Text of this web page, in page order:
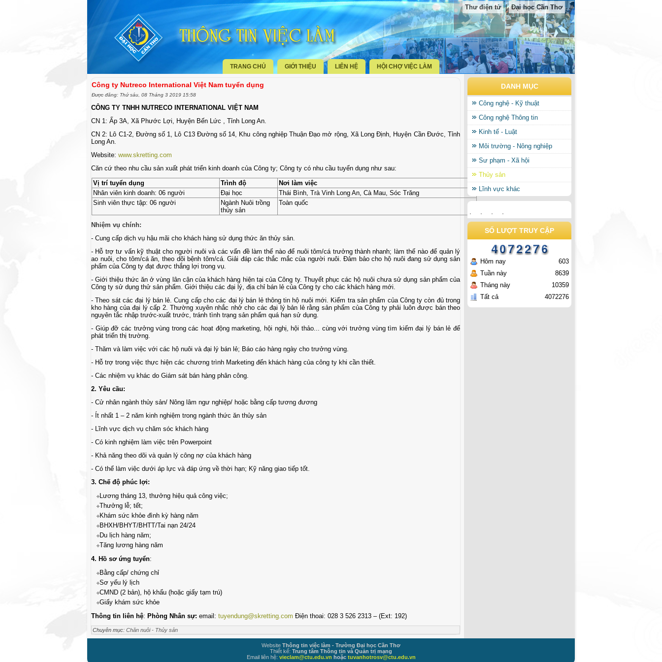
Thư điện tử | Đại học Cần Thơ
TRANG CHỦ GIỚI THIỆU LIÊN HỆ HỘI CHỢ VIỆC LÀM
Công ty Nutreco International Việt Nam tuyển dụng
Được đăng: Thứ sáu, 08 Tháng 3 2019 15:58
CÔNG TY TNHH NUTRECO INTERNATIONAL VIỆT NAM
CN 1: Ấp 3A, Xã Phước Lợi, Huyện Bến Lức , Tỉnh Long An.
CN 2: Lô C1-2, Đường số 1, Lô C13 Đường số 14, Khu công nghiệp Thuận Đạo mở rộng, Xã Long Định, Huyện Cần Đước, Tỉnh
Long An.
Website: www.skretting.com
Căn cứ theo nhu cầu sản xuất phát triển kinh doanh của Công ty; Công ty có nhu cầu tuyển dụng như sau:
Vị trí tuyển dụng
Trình độ
Nơi làm việc
Nhân viên kinh doanh: 06 người
Đại học
Thái Bình, Trà Vinh Long An, Cà Mau, Sóc Trăng
Sinh viên thực tập: 06 người
Ngành Nuôi trồng
thủy sản
Toàn quốc
Nhiệm vụ chính:
- Cung cấp dịch vụ hậu mãi cho khách hàng sử dụng thức ăn thủy sản.
- Hỗ trợ tư vấn kỹ thuật cho người nuôi và các vấn đề làm thế nào để nuôi tôm/cá trưởng thành nhanh; làm thế nào để quản lý
ao nuôi, cho tôm/cá ăn, theo dõi bệnh tôm/cá. Giải đáp các thắc mắc của người nuôi. Đảm bảo cho hộ nuôi đang sử dụng sản
phẩm của Công ty đạt được thắng lợi trong vụ.
-Giới thiệu thức ăn ở vùng lân cận của khách hàng hiện tại của Công ty. Thuyết phục các hộ nuôi chưa sử dụng sản phẩm của
Công ty sử dụng thử sản phẩm. Giới thiệu các đại lý, địa chỉ bán lẻ của Công ty cho các khách hàng mới.
-Theo sát các đại lý bán lẻ. Cung cấp cho các đại lý bán lẻ thông tin hộ nuôi mới. Kiểm tra sản phẩm của Công ty còn đủ trong
kho hàng của đại lý cấp 2. Thường xuyên nhắc nhở cho các đại lý bản lẻ rằng sản phẩm của Công ty phải luôn được bán theo
nguyên tắc nhập trước-xuất trước, tránh tình trạng sản phẩm quá hạn sử dụng.
- Giúp đỡ các trưởng vùng trong các hoạt động marketing, hội nghị, hội thảo... cùng với trưởng vùngtìm kiếm đại lý bán lẻ để
phát triển thị trường.
- Thăm và làm việc với các hộ nuôi và đại lý bán lẻ; Báo cáo hàng ngày cho trưởng vùng.
- Hỗ trợ trong việc thực hiện các chương trình Marketing đến khách hàng của công ty khi cần thiết.
- Các nhiệm vụ khác do Giám sát bán hàng phân công.
2. Yêu cầu:
- Cử nhân ngành thủy sản/ Nông lâm ngư nghiệp/ hoặc bằng cấp tương đương
- Ít nhất 1 – 2 năm kinh nghiệm trong ngành thức ăn thủy sản
- Lĩnh vực dịch vụ chăm sóc khách hàng
- Có kinh nghiệm làm việc trên Powerpoint
- Khả năng theo dõi và quản lý công nợ của khách hàng
- Có thể làm việc dưới áp lực và đáp ứng về thời hạn; Kỹ năng giao tiếp tốt.
3. Chế độ phúc lợi:
Lương tháng 13, thưởng hiệu quả công việc;
Thưởng lễ; tết;
Khám sức khỏe đình kỳ hàng năm
BHXH/BHYT/BHTT/Tai nạn 24/24
Du lịch hàng năm;
Tăng lương hàng năm
4. Hồ sơ ứng tuyển:
Bằng cấp/ chứng chỉ
Sơ yếu lý lịch
CMND (2 bản), hộ khẩu (hoặc giấy tạm trú)
Giấy khám sức khỏe
Thông tin liên hệ: Phòng Nhân sự: email: tuyendung@skretting.com Điện thoai: 028 3 526 2313 – (Ext: 192)
Chuyên mục: Chăn nuôi - Thủy sản
DANH MỤC
Công nghệ - Kỹ thuật
Công nghệ Thông tin
Kinh tế - Luật
Môi trường - Nông nghiệp
Sư phạm - Xã hội
Thủy sản
Lĩnh vực khác
SỐ LƯỢT TRUY CẬP
Hôm nay
Tuần này
Tháng này
Tất cả
603
8639
10359
4072276
Website Thông tin việc làm - Trường Đại học Cần Thơ
Thiết kế: Trung tâm Thông tin và Quản trị mạng
Email liên hệ: vieclam@ctu.edu.vn hoặc tuvanhotrosv@ctu.edu.vn